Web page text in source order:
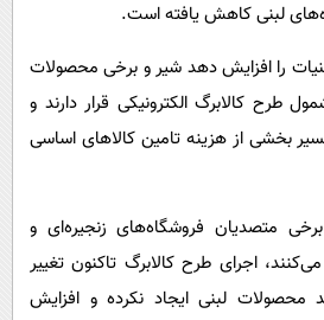
لبنی کاهش یافته است.
را افزایش دهد شیر و برخی محصولات
طرح کالابرگ الکترونیکی قرار دارند و
بخشی از هزینه تامین کالاهای اساسی
متصدیان فروشگاه‌های زنجیره‌ای و
اجرای طرح کالابرگ تاکنون تغییر
لبنی ایجاد نکرده و افزایش